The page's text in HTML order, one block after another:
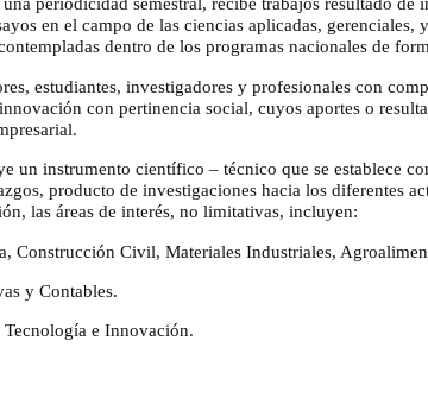
en el campo de las ciencias aplicadas,
dentro de los programas nacionales de
estudiantes, investigadores y profesionales con
con pertinencia social, cuyos aportes o
un instrumento científico – técnico que se establece
producto de investigaciones hacia los diferentes
las áreas de interés, no limitativas, incluyen:
Construcción Civil, Materiales Industriales,
y Contables.
e Innovación.